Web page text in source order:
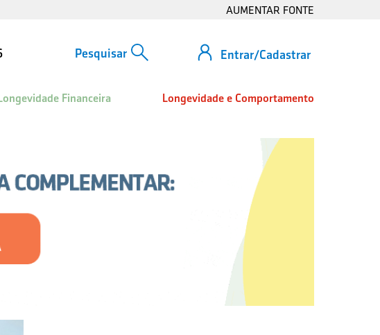
AUMENTAR FONTE
Entrar/Cadastrar
Financeira Longevidade e Comportamento